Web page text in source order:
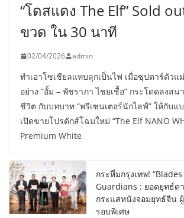
“โดสแดง The Elf” Sold
ขวด ใน 30 นาที
02/04/2026 admin
ทำเอาโซเชียลแทบลุกเป็นไฟ เมื่อซุปตาร์ตัวแ
อย่าง “อั้ม – พัชราภา ไชยเชื้อ” กระโดดลงส
ชีวิต กับบทบาท “พรีเซนเตอร์นักไลฟ์” ให้กับแ
เปิดขายโปรดักส์โฉมใหม่ “The Elf NANO
Premium White
กระหึ่มกรุงเทพ!
Guardians : ยอดยุทธ์ด
กระแสหนังจอมยุทธ์จีน
รอบพิเศษ